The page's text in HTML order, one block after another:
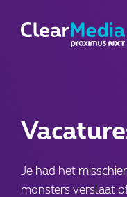
Je had het
monsters verslaat